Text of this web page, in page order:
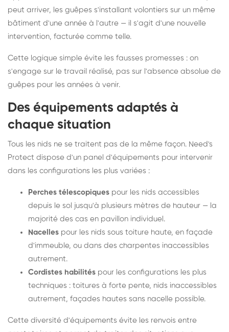
peut arriver, les guêpes s'installant volontiers sur un même
bâtiment d'une année à l'autre — il s'agit d'une nouvelle
intervention, facturée comme telle.
Cette logique simple évite les fausses promesses : on
s'engage sur le travail réalisé, pas sur l'absence absolue de
guêpes pour les années à venir.
Des équipements adaptés à
chaque situation
Tous les nids ne se traitent pas de la même façon. Need's
Protect dispose d'un panel d'équipements pour intervenir
dans les configurations les plus variées :
Perches télescopiques pour les nids accessibles
depuis le sol jusqu'à plusieurs mètres de hauteur — la
majorité des cas en pavillon individuel.
Nacelles pour les nids sous toiture haute, en façade
d'immeuble, ou dans des charpentes inaccessibles
autrement.
Cordistes habilités pour les configurations les plus
techniques : toitures à forte pente, nids inaccessibles
autrement, façades hautes sans nacelle possible.
Cette diversité d'équipements évite les renvois entre